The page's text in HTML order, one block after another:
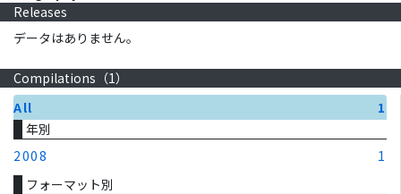
Releases
データはありません。
Compilations（1）
All
1
年別
2008
1
フォーマット別